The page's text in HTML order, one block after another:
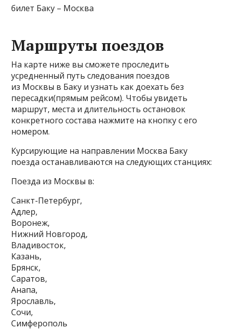
билет Баку – Москва
Маршруты поездов
На карте ниже вы сможете проследить
усредненный путь следования поездов
из Москвы в Баку и узнать как доехать без
пересадки(прямым рейсом). Чтобы увидеть
маршрут, места и длительность остановок
конкретного состава нажмите на кнопку с его
номером.
Курсирующие на направлении Москва Баку
поезда останавливаются на следующих станциях:
Поезда из Москвы в:
Санкт-Петербург,
Адлер,
Воронеж,
Нижний Новгород,
Владивосток,
Казань,
Брянск,
Саратов,
Анапа,
Ярославль,
Сочи,
Симферополь